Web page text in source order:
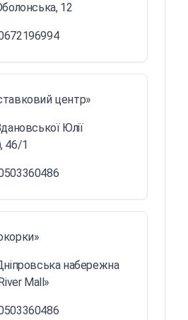
12
центр»
Юлії
46/1
набережна
Mall»